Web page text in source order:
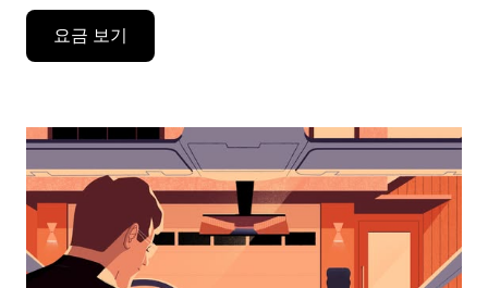
작
면
아
래
화
요금 보기